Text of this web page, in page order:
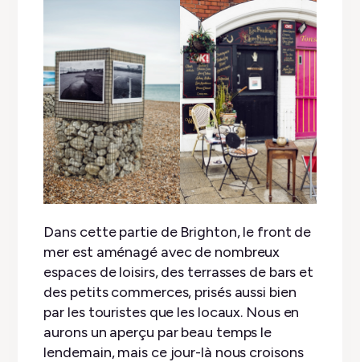
Dans cette partie de Brighton, le front de
mer est aménagé avec de nombreux
espaces de loisirs, des terrasses de bars et
des petits commerces, prisés aussi bien
par les touristes que les locaux. Nous en
aurons un aperçu par beau temps le
lendemain, mais ce jour-là nous croisons